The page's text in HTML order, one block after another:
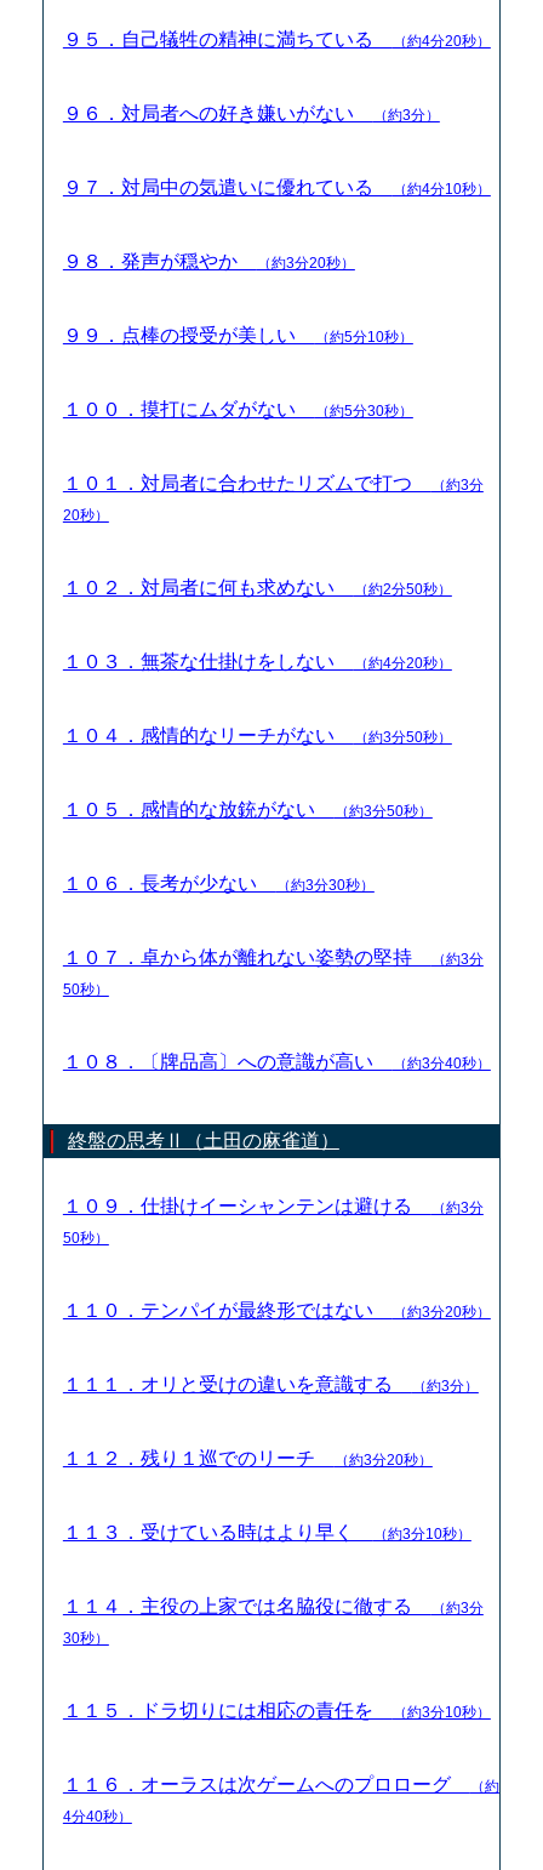
９５．自己犠牲の精神に満ちている （約4分20秒）
９６．対局者への好き嫌いがない （約3分）
９７．対局中の気遣いに優れている （約4分10秒）
９８．発声が穏やか （約3分20秒）
９９．点棒の授受が美しい （約5分10秒）
１００．摸打にムダがない （約5分30秒）
１０１．対局者に合わせたリズムで打つ
（約3分
20秒）
１０２．対局者に何も求めない （約2分50秒）
１０３．無茶な仕掛けをしない （約4分20秒）
１０４．感情的なリーチがない （約3分50秒）
１０５．感情的な放銃がない （約3分50秒）
１０６．長考が少ない （約3分30秒）
１０７．卓から体が離れない姿勢の堅持
（約3分
50秒）
１０８．〔牌品高〕への意識が高い （約3分40秒）
終盤の思考Ⅱ（土田の麻雀道）
１０９．仕掛けイーシャンテンは避ける
（約3分
50秒）
１１０．テンパイが最終形ではない （約3分20秒）
１１１．オリと受けの違いを意識する （約3分）
１１２．残り１巡でのリーチ （約3分20秒）
１１３．受けている時はより早く （約3分10秒）
１１４．主役の上家では名脇役に徹する
（約3分
30秒）
１１５．ドラ切りには相応の責任を （約3分10秒）
１１６．オーラスは次ゲームへのプロローグ
（約
4分40秒）